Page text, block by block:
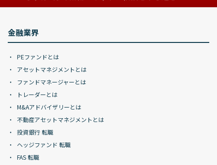
金融業界
PEファンドとは
アセットマネジメントとは
ファンドマネージャーとは
トレーダーとは
M&Aアドバイザリーとは
不動産アセットマネジメントとは
投資銀行 転職
ヘッジファンド 転職
FAS 転職